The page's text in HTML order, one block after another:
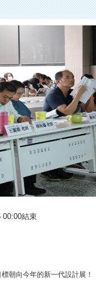
00:00結束
朝向今年的新一代設計展！